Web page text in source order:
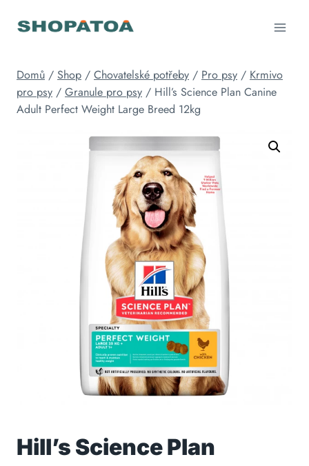
Domů / Shop / Chovatelské potřeby / Pro psy / Krmivo
pro psy / Granule pro psy / Hill’s Science Plan Canine
Adult Perfect Weight Large Breed 12kg
Hill’s Science Plan